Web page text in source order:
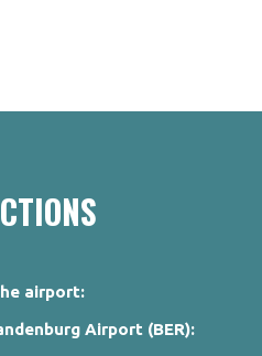
airport:
Airport (BER):